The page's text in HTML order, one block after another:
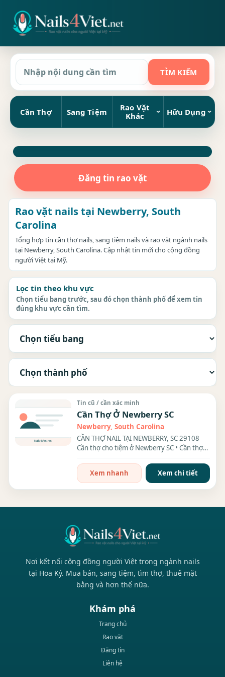
Cần Thợ Sang Tiệm
Rao Vặt
Khác
Hữu Dụng
Đăng tin rao vặt
Rao vặt nails tại Newberry, South
Carolina
Tổng hợp tin cần thợ nails, sang tiệm nails và rao vặt ngành nails
tại Newberry, South Carolina. Cập nhật tin mới cho cộng đồng
người Việt tại Mỹ.
Lọc tin theo khu vực
Chọn tiểu bang trước, sau đó chọn thành phố để xem tin
đúng khu vực cần tìm.
Tin cũ / cần xác minh
Cần Thợ Ở Newberry SC
Newberry, South Carolina
CẦN THỢ NAIL TẠI NEWBERRY, SC 29108
Cần thợ cho tiệm ở Newberry SC • Cần thợ
Xem nhanh
Xem chi tiết
Nơi kết nối cộng đồng người Việt trong ngành nails
tại Hoa Kỳ. Mua bán, sang tiệm, tìm thợ, thuê mặt
bằng và hơn thế nữa.
Khám phá
Trang chủ
Rao vặt
Đăng tin
Liên hệ